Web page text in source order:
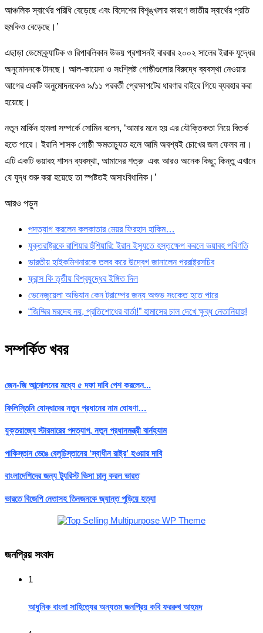
আঞ্চলিক স্বার্থের পরিধি বেড়েছে এবং বিদেশের বিশৃঙ্খলার কারণে জাতীয় স্বার্থের প্রতি
হুমকিও বেড়েছে।’
এছাড়া ডেমোক্র্যাটিক ও রিপাবলিকান উভয় প্রশাসনই বারবার ২০০২ সালের ইরাক যুদ্ধের
অনুমোদনকে টানছে। আল-কায়েদা ও সংশ্লিষ্ট গোষ্ঠীগুলোর বিরুদ্ধে ব্যবস্থা নেওয়ার
আগের একটি অনুমোদনকেও ৯/১১ পরবর্তী প্রেক্ষাপটের ধারণার বাইরে গিয়ে ব্যবহার করা
হয়েছে।
নতুন মার্কিন হামলা সম্পর্কে সোমিন বলেন, ‘আমার মনে হয় এর যৌক্তিকতা নিয়ে বিতর্ক
হতে পারে। ইরানি শাসক গোষ্ঠী ক্ষমতাচ্যুত হলে আমি অবশ্যই চোখের জল ফেলব না।
এটি একটি ভয়াবহ শাসন ব্যবস্থা, আমাদের শত্রু এবং আরও অনেক কিছু; কিন্তু এখানে
যে যুদ্ধ শুরু করা হয়েছে তা স্পষ্টতই অসাংবিধানিক।’
আরও পড়ুন
পদত্যাগ করলেন কলকাতার মেয়র ফিরহাদ হাকিম…
যুক্তরাষ্ট্রকে রাশিয়ার হুঁশিয়ারি: ইরান ইস্যুতে হস্তক্ষেপ করলে ভয়াবহ পরিণতি
ভারতীয় হাইকমিশনারকে তলব করে উদ্বেগ জানালেন পররাষ্ট্রসচিব
ফ্রান্স কি তৃতীয় বিশ্বযুদ্ধের ইঙ্গিত দিল
ভেনেজুয়েলা অভিযান কেন ট্রাম্পের জন্য অশুভ সংকেত হতে পারে
“জিম্মির মরদেহ নয়, প্রতিশোধের বার্তা!” হামাসের চাল দেখে ক্ষুব্ধ নেতানিয়াহু!
সম্পর্কিত খবর
জেন-জি আন্দোলনের মধ্যে ৫ দফা দাবি পেশ করলেন...
ফিলিস্তিনি যোদ্ধাদের নতুন প্রধানের নাম ঘোষণা…
যুক্তরাজ্যে স্টারমারের পদত্যাগ, নতুন প্রধানমন্ত্রী বার্নহ্যাম
পাকিস্তান ভেঙে বেলুচিস্তানের ‘স্বাধীন রাষ্ট্র’ হওয়ার দাবি
বাংলাদেশিদের জন্য ট্যুরিস্ট ভিসা চালু করল ভারত
ভারতে বিজেপি নেতাসহ তিনজনকে জ্যান্ত পুড়িয়ে হত্যা
জনপ্রিয় সংবাদ
1
আধুনিক বাংলা সাহিত্যের অন্যতম জনপ্রিয় কবি ফররুখ আহমদ